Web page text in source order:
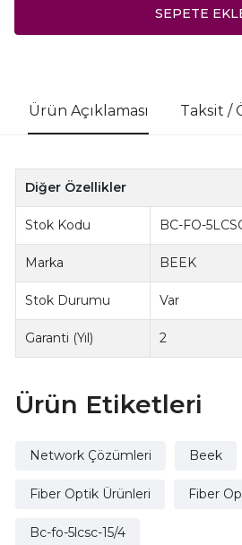
SEPETE
Ürün Açıklaması Taksit /
Diğer Özellikler
Stok Kodu BC-FO-
Marka BEEK
Stok Durumu Var
Garanti (Yıl) 2
Ürün Etiketleri
Network Çözümleri Beek
Fiber Optik Ürünleri Fiber
Bc-fo-5lcsc-15/4